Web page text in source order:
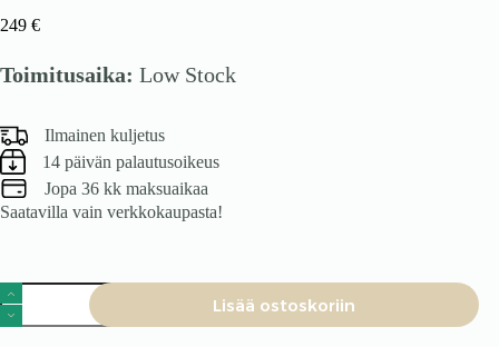
249 €
Toimitusaika: Low Stock
Ilmainen kuljetus
14 päivän palautusoikeus
Jopa 36 kk maksuaikaa
Saatavilla vain verkkokaupasta!
Tuoli
TOLVER,
tammi
Lisää ostoskoriin